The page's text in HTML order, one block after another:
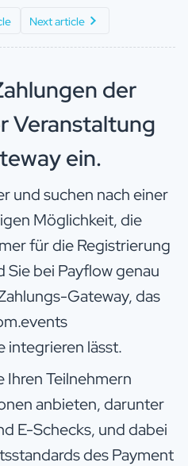
Next article
der
Veranstaltung
ein.
und suchen nach einer
Möglichkeit, die
für die Registrierung
Sie bei Payflow genau
Gateway, das
integrieren lässt.
Ihren Teilnehmern
anbieten, darunter
E-Schecks, und dabei
des Payment